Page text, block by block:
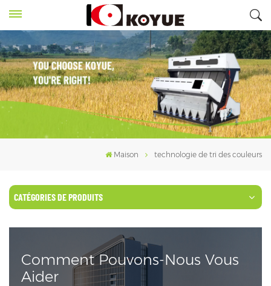
Maison technologie de tri des couleurs
CATÉGORIES DE PRODUITS
Comment Pouvons-Nous Vous
Aider